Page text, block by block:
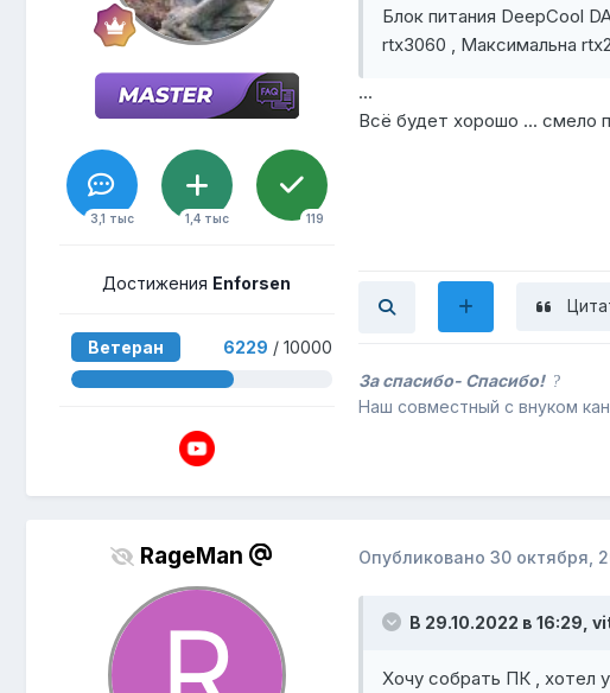
3,1 тыс 1,4 тыс 119
Достижения Enforsen
Ветеран 6229 / 10000
Блок питания DeepCool
rtx3060 , Максимальна
...
Всё будет хорошо ... смело
За спасибо- Спасибо! ?
Наш совместный с внуком
RageMan Опубликовано 30 октября,
В 29.10.2022 в 16:29,
Хочу собрать ПК , хотел